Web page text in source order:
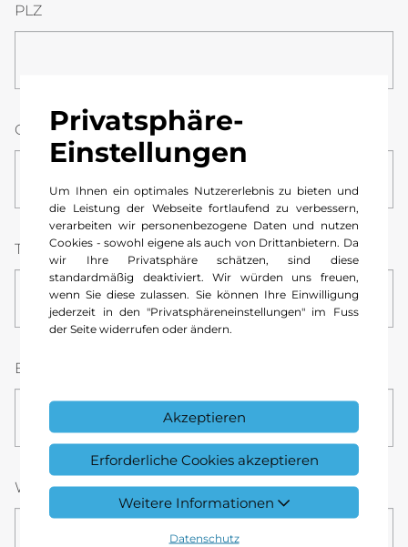
Privatsphäre-
Einstellungen
Um Ihnen ein optimales Nutzererlebnis zu bieten und
die Leistung der Webseite fortlaufend zu verbessern,
verarbeiten wir personenbezogene Daten und nutzen
Cookies - sowohl eigene als auch von Drittanbietern. Da
wir Ihre Privatsphäre schätzen, sind diese
standardmäßig deaktiviert. Wir würden uns freuen,
wenn Sie diese zulassen. Sie können Ihre Einwilligung
jederzeit in den "Privatsphäreneinstellungen" im Fuss
der Seite widerrufen oder ändern.
Akzeptieren
Erforderliche Cookies akzeptieren
Weitere Informationen
Datenschutz
PLZ
Ort
Telefonnummer *
E-Mail *
Wunsch-Datum * Stunde Minute